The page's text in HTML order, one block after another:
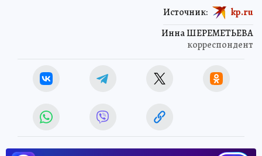
Инна ШЕРЕМЕТЬЕВА
корреспондент
Источник: kp.ru